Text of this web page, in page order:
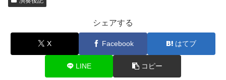
シェアする
X Facebook はてブ
LINE コピー